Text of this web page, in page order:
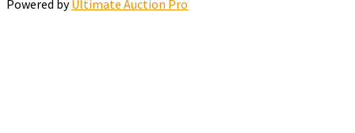
Powered byUltimate Auction Pro